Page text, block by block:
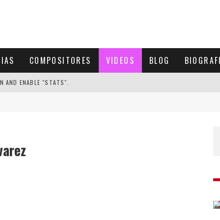
COMPOSITORES VIDEOS BLOG
AND ENABLE "STATS".